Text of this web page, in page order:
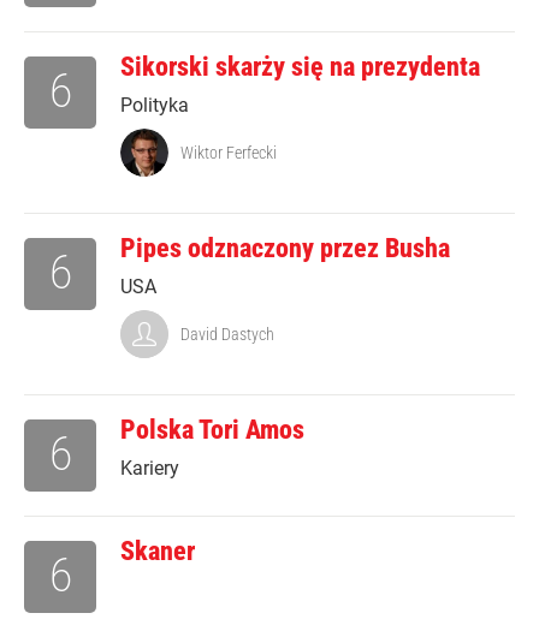
Sikorski skarży się na prezydenta
Polityka
6
Wiktor Ferfecki
Pipes odznaczony przez Busha
USA
6
David Dastych
Polska Tori Amos
Kariery
6
Skaner
6